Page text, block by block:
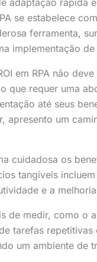
se estabelece
ferramenta,
implementação de
em RPA não
que requer uma
até seus
apresento um
cuidadosa os
tangíveis
e a
de medir, como o
tarefas
um ambiente de